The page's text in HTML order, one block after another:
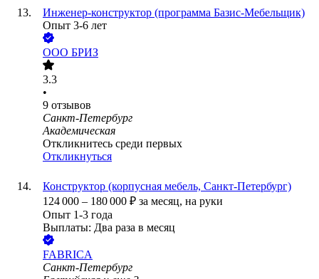
Инженер-конструктор (программа Базис-Мебельщик)
Опыт 3-6 лет
ООО БРИЗ
3.3
•
9 отзывов
Санкт-Петербург
Академическая
Откликнитесь среди первых
Откликнуться
Конструктор (корпусная мебель, Санкт-Петербург)
124 000 – 180 000 ₽ за месяц, на руки
Опыт 1-3 года
Выплаты: Два раза в месяц
FABRICA
Санкт-Петербург